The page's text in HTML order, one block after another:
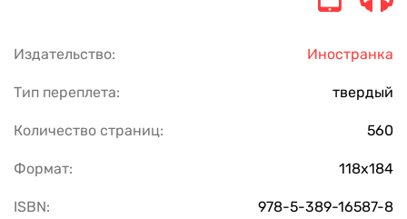
Издательство: Иностранка
Тип переплета: твердый
Количество страниц: 560
Формат: 118х184
ISBN: 978-5-389-16587-8